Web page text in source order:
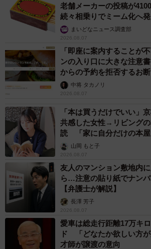
老舗メーカーの投稿が
続々相乗りでミーム化へ
まいどなニュース調査部
2026.08.07
「即座に案内することが
ンの入り口に大きな注意
からの予約を拒否するお
中将 タカノリ
2026.08.07
「本は買うだけでいい」
共感した女性→リビング
読 「家に自分だけの本屋
山岡 もと子
2026.08.07
友人のマンション敷地内
ら…注意の貼り紙でナン
【弁護士が解説】
長澤 芳子
2026.08.07
愛車は総走行距離17万キ
ド 「どなたか欲しい方
才師が譲渡の意向